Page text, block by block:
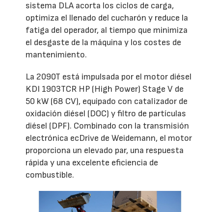
sistema DLA acorta los ciclos de carga,
optimiza el llenado del cucharón y reduce la
fatiga del operador, al tiempo que minimiza
el desgaste de la máquina y los costes de
mantenimiento.
La 2090T está impulsada por el motor diésel
KDI 1903TCR HP (High Power) Stage V de
50 kW (68 CV), equipado con catalizador de
oxidación diésel (DOC) y filtro de partículas
diésel (DPF). Combinado con la transmisión
electrónica ecDrive de Weidemann, el motor
proporciona un elevado par, una respuesta
rápida y una excelente eficiencia de
combustible.